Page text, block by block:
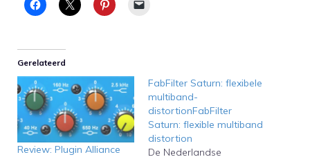
Gerelateerd
Review: Plugin Alliance
FabFilter Saturn: flexibele
multiband-
distortionFabFilter
Saturn: flexible multiband
distortion
De Nederlandse